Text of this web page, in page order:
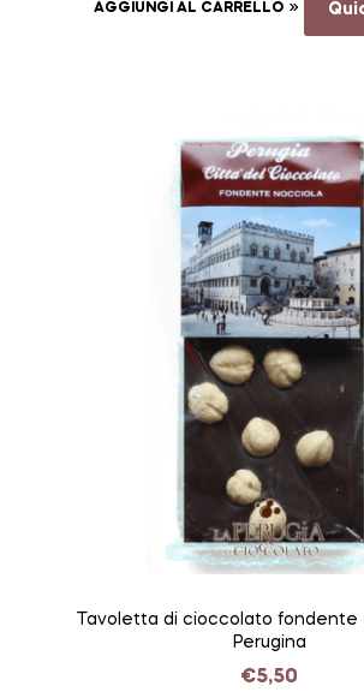
AGGIUNGI AL CARRELLO
Tavoletta di cioccolato fondente
Perugina
€5,50